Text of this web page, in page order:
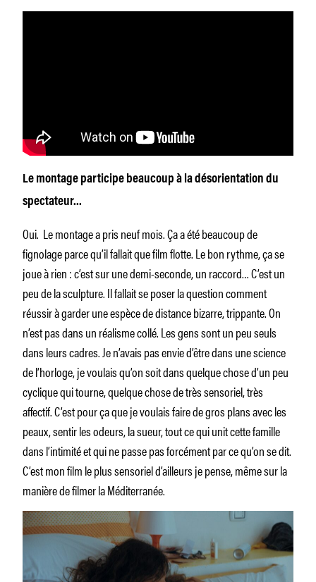
Le montage participe beaucoup à la désorientation du
spectateur…
Oui. Le montage a pris neuf mois. Ça a été beaucoup de
fignolage parce qu’il fallait que film flotte. Le bon rythme, ça se
joue à rien : c’est sur une demi-seconde, un raccord… C’est un
peu de la sculpture. Il fallait se poser la question comment
réussir à garder une espèce de distance bizarre, trippante. On
n’est pas dans un réalisme collé. Les gens sont un peu seuls
dans leurs cadres. Je n’avais pas envie d’être dans une science
de l’horloge, je voulais qu’on soit dans quelque chose d’un peu
cyclique qui tourne, quelque chose de très sensoriel, très
affectif. C’est pour ça que je voulais faire de gros plans avec les
peaux, sentir les odeurs, la sueur, tout ce qui unit cette famille
dans l’intimité et qui ne passe pas forcément par ce qu’on se dit.
C’est mon film le plus sensoriel d’ailleurs je pense, même sur la
manière de filmer la Méditerranée.